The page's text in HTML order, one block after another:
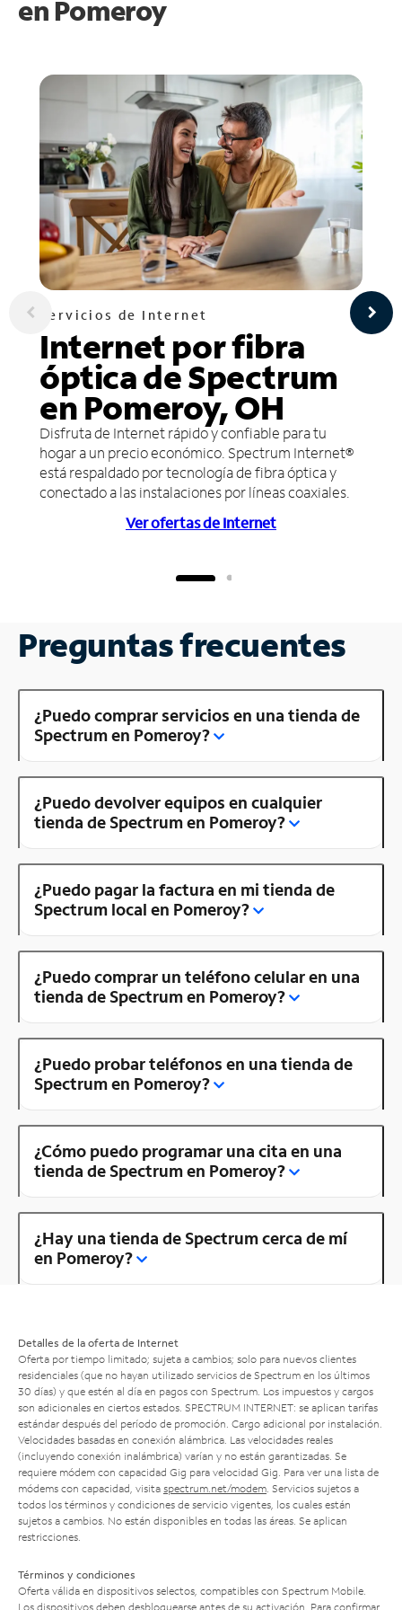
en Pomeroy
Servicios de Internet
Internet por fibra
óptica de Spectrum
en Pomeroy, OH
Disfruta de Internet rápido y confiable para tu
hogar a un precio económico. Spectrum Internet®
está respaldado por tecnología de fibra óptica y
conectado a las instalaciones por líneas coaxiales.
Ver ofertas de Internet
Preguntas frecuentes
¿Puedo comprar servicios en una tienda de
Spectrum en Pomeroy?
¿Puedo devolver equipos en cualquier
tienda de Spectrum en Pomeroy?
¿Puedo pagar la factura en mi tienda de
Spectrum local en Pomeroy?
¿Puedo comprar un teléfono celular en una
tienda de Spectrum en Pomeroy?
¿Puedo probar teléfonos en una tienda de
Spectrum en Pomeroy?
¿Cómo puedo programar una cita en una
tienda de Spectrum en Pomeroy?
¿Hay una tienda de Spectrum cerca de mí
en Pomeroy?
Detalles de la oferta de Internet
Oferta por tiempo limitado; sujeta a cambios; solo para nuevos clientes
residenciales (que no hayan utilizado servicios de Spectrum en los últimos
30 días) y que estén al día en pagos con Spectrum. Los impuestos y cargos
son adicionales en ciertos estados. SPECTRUM INTERNET: se aplican tarifas
estándar después del período de promoción. Cargo adicional por instalación.
Velocidades basadas en conexión alámbrica. Las velocidades reales
(incluyendo conexión inalámbrica) varían y no están garantizadas. Se
requiere módem con capacidad Gig para velocidad Gig. Para ver una lista de
módems con capacidad, visita spectrum.net/modem . Servicios sujetos a
todos los términos y condiciones de servicio vigentes, los cuales están
sujetos a cambios. No están disponibles en todas las áreas. Se aplican
restricciones.
Términos y condiciones
Oferta válida en dispositivos selectos, compatibles con Spectrum Mobile.
Los dispositivos deben desbloquearse antes de su activación. Para confirmar